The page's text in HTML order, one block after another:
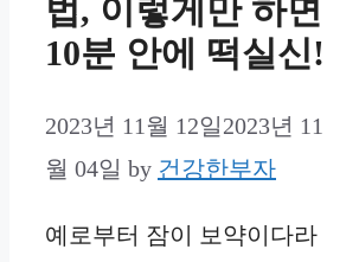
법, 이렇게만 하면
10분 안에 떡실신!
2023년 11월 12일2023년 11
월 04일 by 건강한부자
예로부터 잠이 보약이다라